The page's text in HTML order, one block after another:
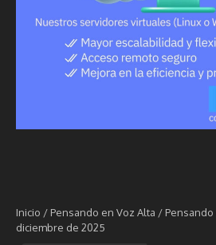
Inicio / Pensando en Voz Alta / Pensando
diciembre de 2025